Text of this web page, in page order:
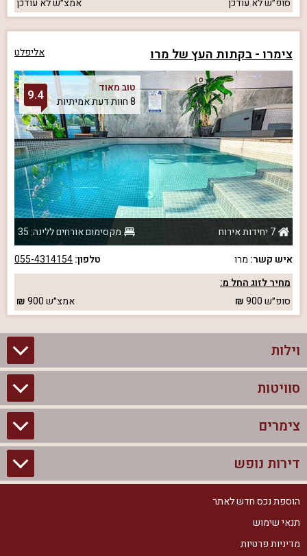
סופ״שלא עודכן אמצ״שלא עודכן
צימרו - בקתות העץ של מרו אליפלט
טוב מאוד
8 חוות דעת אמיתיות
9.4
7 יחידות אירוח
מקסימום אורחים ללינה: 35
איש קשר: מרו טלפון:055-4314154
מחיר לזוג החל מ:
סופ״ש900 אמצ״ש900
וילות
וילות בצפון
וילות להשכרה
וילות למסיבת רווקים
וילות נופש
סוויטות
סוויטות בצפון
צימרים לזוגות עם בריכה פרטית
צימרים יוקרתיים
צימרים מפוארים
צימרים
צימרים בצפון
צימרים לזוגות
צימרים למשפחות
דירות נופש
דירות נופש בצפון
הוספת נכס חדש לאתר
תנאי שימוש
מדיניות פרטיות